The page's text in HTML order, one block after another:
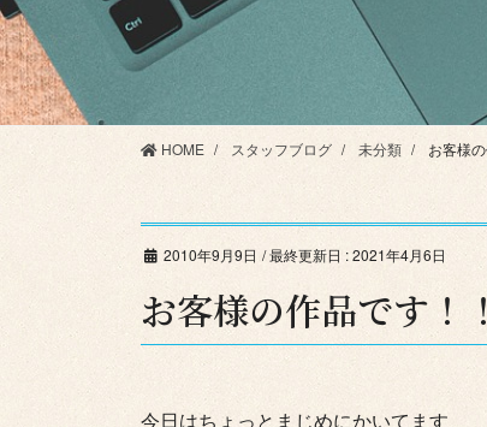
HOME スタッフブログ 未分類 お客様
2010年9月9日 / 最終更新日 :2021年4月6日
お客様の作品です！！
今日はちょっとまじめにかいてます